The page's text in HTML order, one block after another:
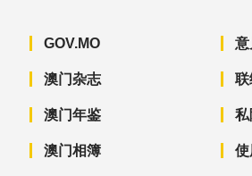
GOV.MO
澳门杂志
澳门年鉴
澳门相簿
意
联
私
使